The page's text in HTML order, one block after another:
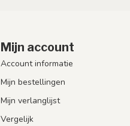
Mijn account
Account informatie
Mijn bestellingen
Mijn verlanglijst
Vergelijk